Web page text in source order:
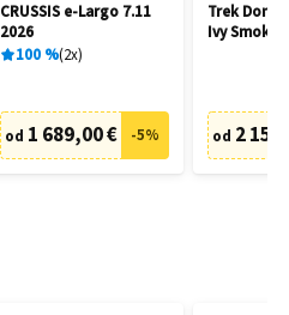
CRUSSIS e-Largo 7.11
2026
100% 2x
od 1 689,00 € -5%
Trek
Ivy Smoke
od 2